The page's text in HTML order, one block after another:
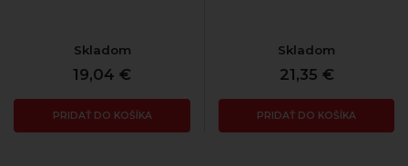
Skladom
19,04 €
PRIDAŤ DO KOŠÍKA
Skladom
21,35 €
PRIDAŤ DO KOŠÍKA